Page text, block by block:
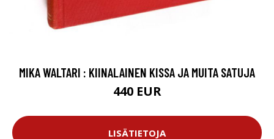
MIKA WALTARI : KIINALAINEN KISSA JA MUITA SATUJA
440 EUR
LISÄTIETOJA